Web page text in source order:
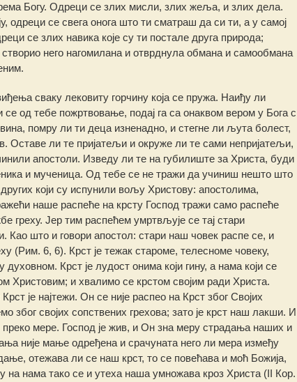
Богу. Одреци се злих мисли, злих жеља, и злих дела.
одреци се свега онога што ти сматраш да си ти, а у самој
се злих навика које су ти постале друга природа;
створио него нагомилана и отврднула обмана и самообмана
сваку лековиту горчину која се пружа. Наиђу ли
од тебе пожртвовање, подај га са онаквом вером у Бога с
помру ли ти деца изненадно, и стегне ли љута болест,
Оставе ли те пријатељи и окруже ли те сами непријатељи,
апостоли. Изведу ли те на губилиште за Христа, буди
и мученица. Од тебе се не тражи да учиниш нешто што
који су испунили вољу Христову: апостолима,
наше распеће на крсту Господ тражи само распеће
греху. Јер тим распећем умртвљује се тај стари
Као што и говори апостол: стари наш човек распе се, и
(Рим. 6, 6). Крст је тежак староме, телесноме човеку,
Крст је лудост онима који гину, а нама који се
Христовим; и хвалимо се крстом својим ради Христа.
је најтежи. Он се није распео на Крст због Својих
због својих сопствених грехова; зато је крст наш лакши. И
мере. Господ је жив, и Он зна меру страдања наших и
није мање одређена и срачуната него ли мера између
отежава ли се наш крст, то се повећава и моћ Божија,
на нама тако се и утеха наша умножава кроз Христа (II Кор.